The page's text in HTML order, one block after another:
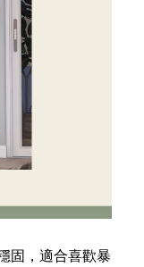
固，適合喜歡暴